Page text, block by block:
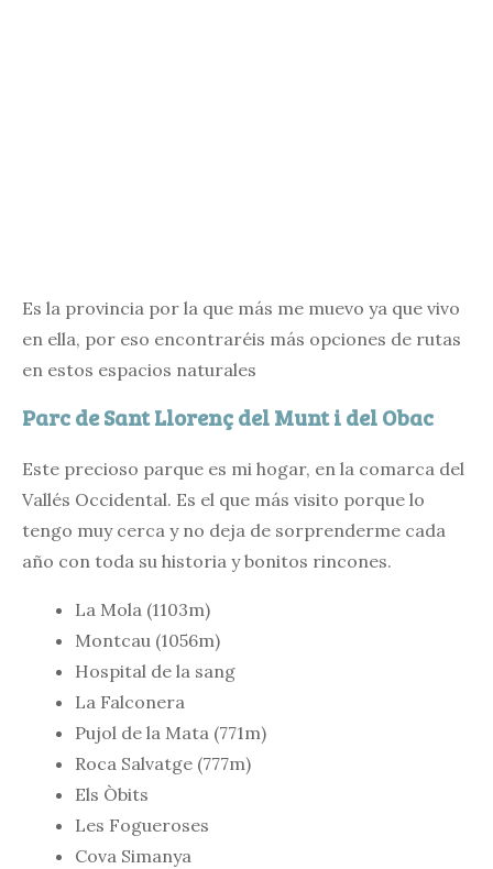
Es la provincia por la que más me muevo ya que vivo
en ella, por eso encontraréis más opciones de rutas
en estos espacios naturales
Parc de Sant Llorenç del Munt i del Obac
Este precioso parque es mi hogar, en la comarca del
Vallés Occidental. Es el que más visito porque lo
tengo muy cerca y no deja de sorprenderme cada
año con toda su historia y bonitos rincones.
La Mola (1103m)
Montcau (1056m)
Hospital de la sang
La Falconera
Pujol de la Mata (771m)
Roca Salvatge (777m)
Els Òbits
Les Fogueroses
Cova Simanya